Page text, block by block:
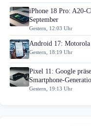
iPhone 18 Pro: A20-
September
Gestern, 12:03 Uhr
Android 17:
Gestern, 18:19 Uhr
Pixel 11: Google
Smartphone-
Gestern, 19:13 Uhr